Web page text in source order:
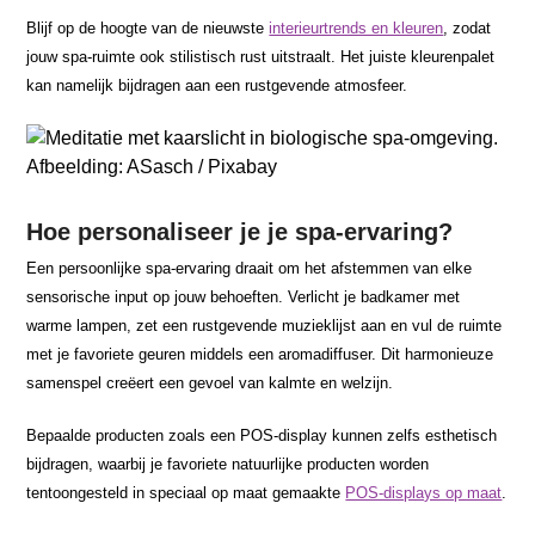
Blijf op de hoogte van de nieuwsteinterieurtrends en kleuren, zodat
jouw spa-ruimte ook stilistisch rust uitstraalt. Het juiste kleurenpalet
kan namelijk bijdragen aan een rustgevende atmosfeer.
Afbeelding: ASasch / Pixabay
Hoe personaliseer je je spa-ervaring?
Een persoonlijke spa-ervaring draait om het afstemmen van elke
sensorische input op jouw behoeften. Verlicht je badkamer met
warme lampen, zet een rustgevende muzieklijst aan en vul de ruimte
met je favoriete geuren middels een aromadiffuser. Dit harmonieuze
samenspel creëert een gevoel van kalmte en welzijn.
Bepaalde producten zoals een POS-display kunnen zelfs esthetisch
bijdragen, waarbij je favoriete natuurlijke producten worden
tentoongesteld in speciaal op maat gemaakte POS-displays op maat.